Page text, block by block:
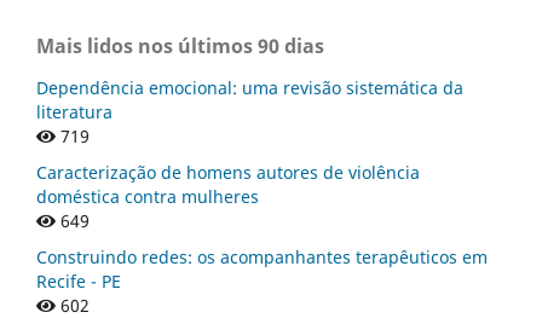
Mais lidos nos últimos 90 dias
Dependência emocional: uma revisão sistemática da
literatura
719
Caracterização de homens autores de violência
doméstica contra mulheres
649
Construindo redes: os acompanhantes terapêuticos em
Recife - PE
602